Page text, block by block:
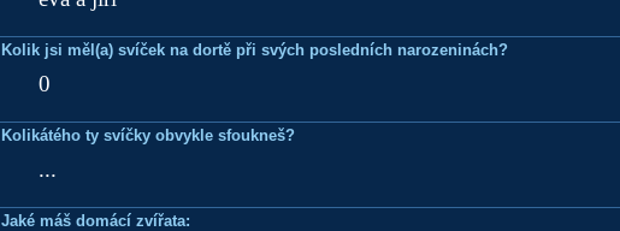
Kolik jsi měl(a) svíček na dortě při svých posledních narozeninách?
0
Kolikátého ty svíčky obvykle sfoukneš?
...
Jaké máš domácí zvířata: